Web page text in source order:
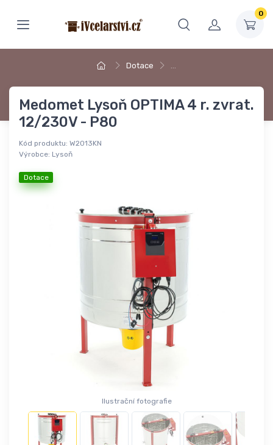
0
Dotace …
Medomet Lysoň OPTIMA 4 r. zvrat.
12/230V - P80
Kód produktu: W2013KN
Výrobce: Lysoň
Dotace
Ilustrační fotografie